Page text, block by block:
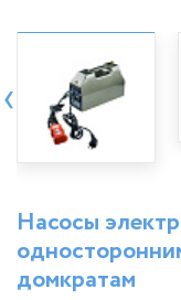
‹
Насосы
домкратам